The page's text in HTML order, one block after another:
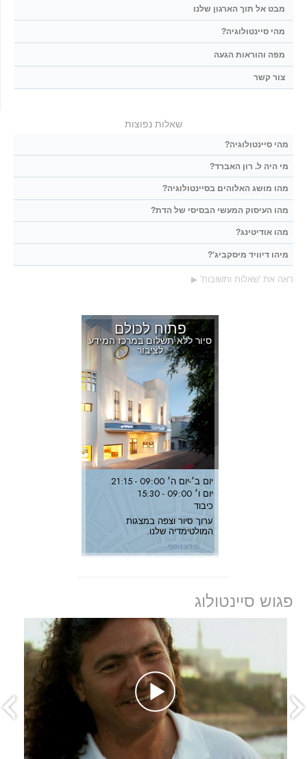
מבט אל תוך הארגון שלנו
מהי סיינטולוגיה?
מפה והוראות הגעה
צור קשר
שאלות נפוצות
מהי סיינטולוגיה?
מי היה ל. רון האברד?
מהו מושג האלוהים בסיינטולוגיה?
מהו העיסוק המעשי הבסיסי של הדת?
מהו אודיטינג?
מיהו דיוויד מיסקביג'?
ראה את 'שאלות ותשובות' ▶
פתוח לכולם
סיור ללא תשלום במרכז המידע
לציבור
יום ב׳-יום ה׳ 09:00 - 21:15
יום ו׳ 09:00 - 15:30
כיבוד
ערוך סיור וצפה במצגות
המולטימדיה שלנו.
מידע נוסף
פגוש סיינטולוג